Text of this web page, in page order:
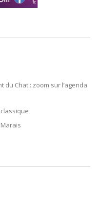
du Chat : zoom sur l’agenda